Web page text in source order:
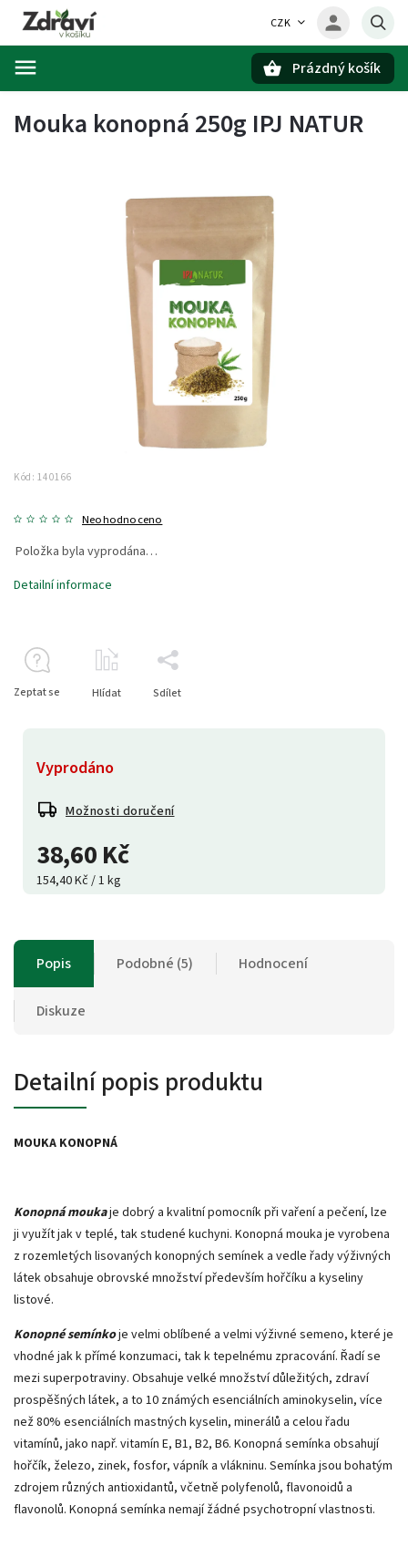
CZK
Prázdný košík
Mouka konopná 250g IPJ NATUR
Kód: 140166
Neohodnoceno
38,60 Kč
154,40 Kč / 1 kg
Vyprodáno
Možnosti doručení
Položka byla vyprodána…
Detailní informace
Zeptat se Hlídat Sdílet
Popis Podobné (5) Hodnocení
Diskuze
Detailní popis produktu
MOUKA KONOPNÁ
Konopná moukaje dobrý a kvalitní pomocník při vaření a pečení, lze
ji využít jak v teplé, tak studené kuchyni. Konopná mouka je vyrobena
z rozemletých lisovaných konopných semínek a vedle řady výživných
látek obsahuje obrovské množství především hořčíku a kyseliny
listové.
Konopné semínkoje velmi oblíbené a velmi výživné semeno, které je
vhodné jak k přímé konzumaci, tak k tepelnému zpracování. Řadí se
mezi superpotraviny. Obsahuje velké množství důležitých, zdraví
prospěšných látek, a to 10 známých esenciálních aminokyselin, více
než 80% esenciálních mastných kyselin, minerálů a celou řadu
vitamínů, jako např. vitamín E, B1, B2, B6. Konopná semínka obsahují
hořčík, železo, zinek, fosfor, vápník a vlákninu. Semínka jsou bohatým
zdrojem různých antioxidantů, včetně polyfenolů, flavonoidů a
flavonolů. Konopná semínka nemají žádné psychotropní vlastnosti.